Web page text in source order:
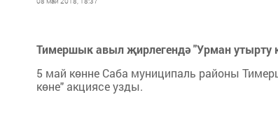
Тимершык авыл җирлегендә "Урман утырту
5 май көнне Саба муниципаль районы
көне" акциясе узды.